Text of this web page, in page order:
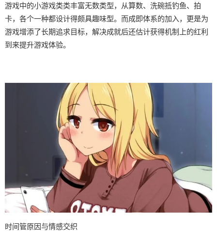
游戏中的小游戏类类丰富无数类型，从算数、洗碗抵钓鱼、拍
卡，各个一种都设计得颇具趣味型。而​​成即体系的加入​​，更是为
游戏增添了长期追求目标，解决成就后还估计获得机制上的红利
到来提升游戏体验。
时间管原因与情感交织